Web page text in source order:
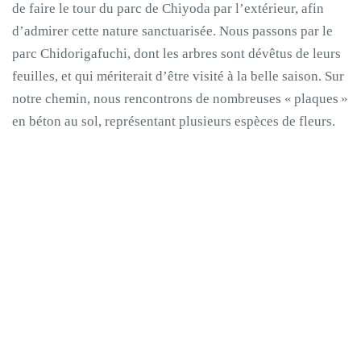
de faire le tour du parc de Chiyoda par l’extérieur, afin
d’admirer cette nature sanctuarisée. Nous passons par le
parc Chidorigafuchi, dont les arbres sont dévêtus de leurs
feuilles, et qui mériterait d’être visité à la belle saison. Sur
notre chemin, nous rencontrons de nombreuses « plaques »
en béton au sol, représentant plusieurs espèces de fleurs.